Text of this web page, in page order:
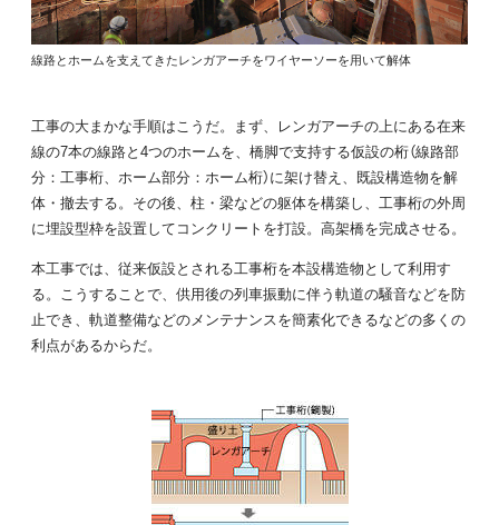
線路とホームを支えてきたレンガアーチをワイヤーソーを用いて解体
工事の大まかな手順はこうだ。まず、レンガアーチの上にある在来
線の7本の線路と4つのホームを、橋脚で支持する仮設の桁（線路部
分：工事桁、ホーム部分：ホーム桁）に架け替え、既設構造物を解
体・撤去する。その後、柱・梁などの躯体を構築し、工事桁の外周
に埋設型枠を設置してコンクリートを打設。高架橋を完成させる。
本工事では、従来仮設とされる工事桁を本設構造物として利用す
る。こうすることで、供用後の列車振動に伴う軌道の騒音などを防
止でき、軌道整備などのメンテナンスを簡素化できるなどの多くの
利点があるからだ。